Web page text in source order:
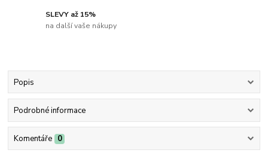
SLEVY až 15%
na další vaše nákupy
Popis
Podrobné informace
Komentáře 0